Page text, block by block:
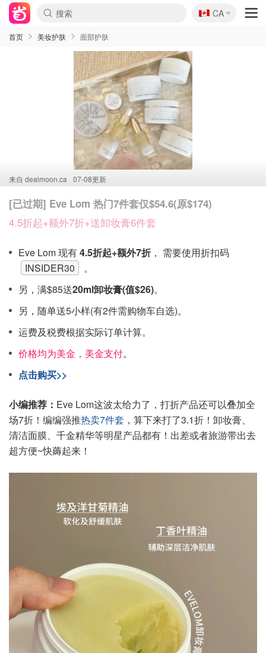
🇨🇦
CA
首页 美妆护肤 面部护肤
来自 dealmoon.ca 07-08更新
[已过期] Eve Lom 热门7件套仅$54.6(原$174)
4.5折起+额外7折+送卸妆膏6件套
Eve Lom 现有4.5折起+额外7折 ， 需要使用折扣码
INSIDER30
。
另，满$85送20ml卸妆膏(值$26)。
另，随单送5小样(有2件需购物车自选)。
运费及税费根据实际订单计算。
价格均为美金，美金支付。
点击购买>>
小编推荐： Eve Lom这波太给力了，打折产品还可以叠加全
场7折！编编强推热卖7件套 ，算下来打了3.1折！卸妆膏、
清洁面膜、千金精华等明星产品都有！出差或者旅游带出去
超方便~快薅起来！